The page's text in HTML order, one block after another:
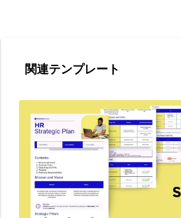
関連テンプレート